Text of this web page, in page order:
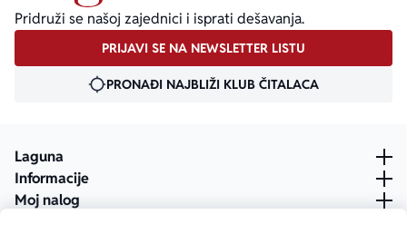
Pridruži se našoj zajednici i isprati dešavanja.
PRIJAVI SE NA NEWSLETTER LISTU
PRONAĐI NAJBLIŽI KLUB ČITALACA
Laguna
Informacije
Moj nalog